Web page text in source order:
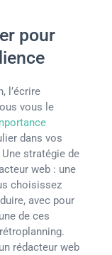
pour
l’écrire
vous le
dans vos
stratégie de
web : une
choisissez
avec pour
de ces
rédacteur web